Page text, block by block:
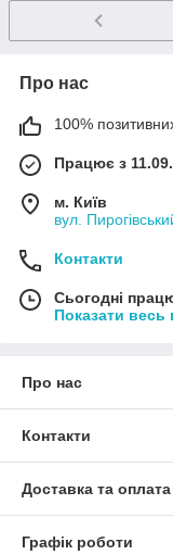
Про нас
100%
Працює з
м. Київ
вул.
Контакти
Сьогодні
Показати весь
Про нас
Контакти
Доставка та оплата
Графік роботи